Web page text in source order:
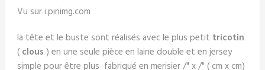
Vu sur i.pinimg.com
la tête et le buste sont réalisés avec le plus petit tricotin
( clous ) en une seule pièce en laine double et en jersey
simple pour être plus fabriqué en merisier /" x /" ( cm x cm)